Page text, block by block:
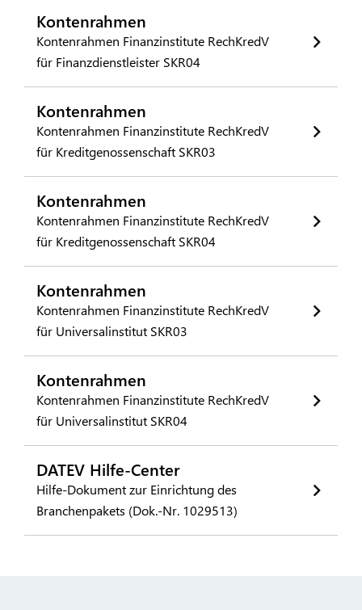
Kontenrahmen
Kontenrahmen Finanzinstitute RechKredV
für Finanzdienstleister SKR04
Kontenrahmen
Kontenrahmen Finanzinstitute RechKredV
für Kreditgenossenschaft SKR03
Kontenrahmen
Kontenrahmen Finanzinstitute RechKredV
für Kreditgenossenschaft SKR04
Kontenrahmen
Kontenrahmen Finanzinstitute RechKredV
für Universalinstitut SKR03
Kontenrahmen
Kontenrahmen Finanzinstitute RechKredV
für Universalinstitut SKR04
DATEV Hilfe-Center
Hilfe-Dokument zur Einrichtung des
Branchenpakets (Dok.-Nr. 1029513)